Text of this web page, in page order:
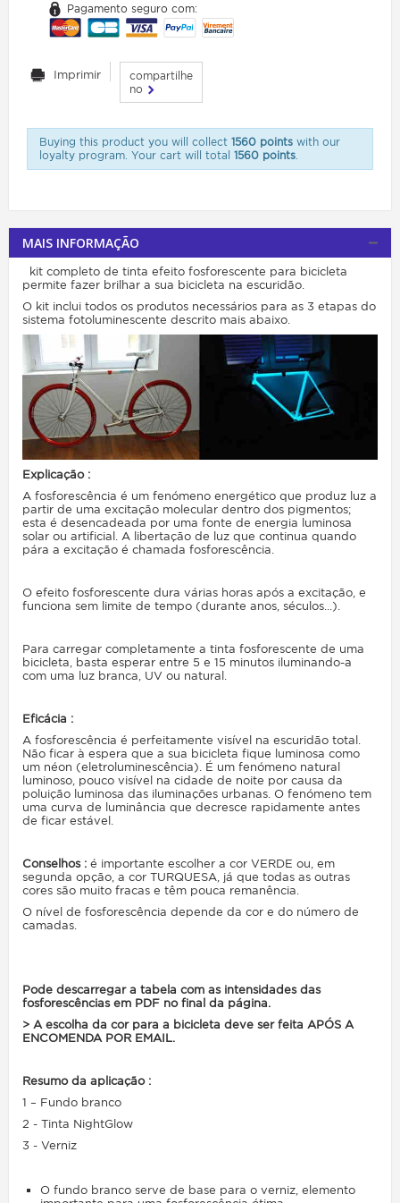
Pagamento seguro com:
Imprimir
compartilhe
no
Buying this product you will collect 1560 pointswith our
loyalty program. Your cart will total 1560 points.
MAIS INFORMAÇÃO
kit completo de tinta efeito fosforescente para bicicleta
permite fazer brilhar a sua bicicleta na escuridão.
O kit inclui todos os produtos necessários para as 3 etapas do
sistema fotoluminescente descrito mais abaixo.
Explicação :
A fosforescência é um fenómeno energético que produz luz a
partir de uma excitação molecular dentro dos pigmentos;
esta é desencadeada por uma fonte de energia luminosa
solar ou artificial. A libertação de luz que continua quando
pára a excitação é chamada fosforescência.
O efeito fosforescente dura várias horas após a excitação, e
funciona sem limite de tempo (durante anos, séculos...).
Para carregar completamente a tinta fosforescente de uma
bicicleta, basta esperar entre 5 e 15 minutos iluminando-a
com uma luz branca, UV ou natural.
Eficácia :
A fosforescência é perfeitamente visível na escuridão total.
Não ficar à espera que a sua bicicleta fique luminosa como
um néon (eletroluminescência). É um fenómeno natural
luminoso, pouco visível na cidade de noite por causa da
poluição luminosa das iluminações urbanas. O fenómeno tem
uma curva de luminância que decresce rapidamente antes
de ficar estável.
Conselhos : é importante escolher a cor VERDE ou, em
segunda opção, a cor TURQUESA, já que todas as outras
cores são muito fracas e têm pouca remanência.
O nível de fosforescência depende da cor e do número de
camadas.
Pode descarregar a tabela com as intensidades das
fosforescências em PDF no final da página.
> A escolha da cor para a bicicleta deve ser feita APÓS A
ENCOMENDA POR EMAIL.
Resumo da aplicação :
1 – Fundo branco
2 - Tinta NightGlow
3 - Verniz
O fundo branco serve de base para o verniz, elemento